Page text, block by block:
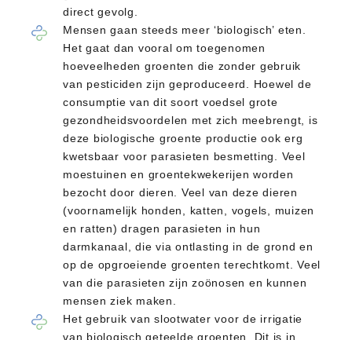
direct gevolg.
Mensen gaan steeds meer ‘biologisch’ eten.
Het gaat dan vooral om toegenomen
hoeveelheden groenten die zonder gebruik
van pesticiden zijn geproduceerd. Hoewel de
consumptie van dit soort voedsel grote
gezondheidsvoordelen met zich meebrengt, is
deze biologische groente productie ook erg
kwetsbaar voor parasieten besmetting. Veel
moestuinen en groentekwekerijen worden
bezocht door dieren. Veel van deze dieren
(voornamelijk honden, katten, vogels, muizen
en ratten) dragen parasieten in hun
darmkanaal, die via ontlasting in de grond en
op de opgroeiende groenten terechtkomt. Veel
van die parasieten zijn zoönosen en kunnen
mensen ziek maken.
Het gebruik van slootwater voor de irrigatie
van biologisch geteelde groenten. Dit is in